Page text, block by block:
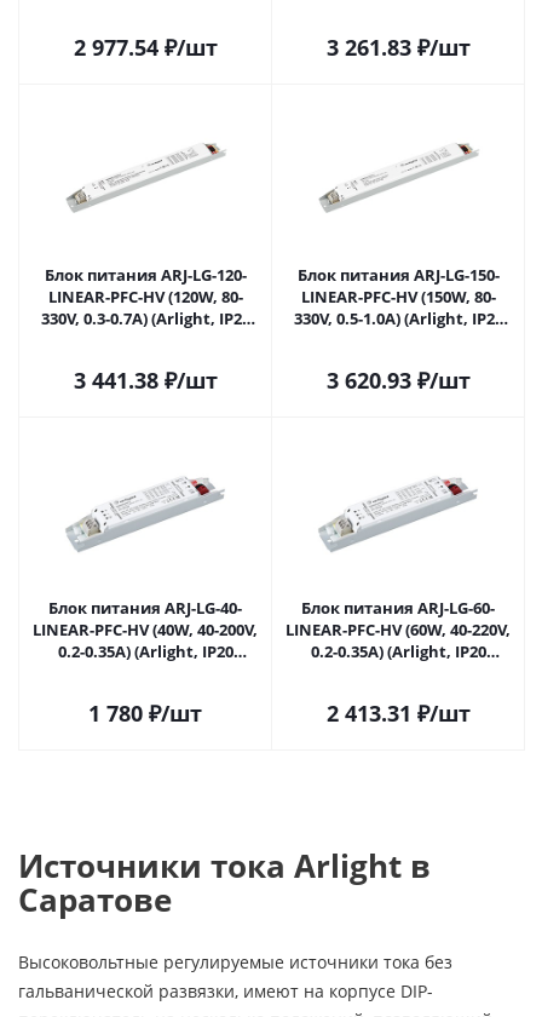
2 977.54₽/шт 3 261.83₽/шт
Блок питания ARJ-LG-120-
LINEAR-PFC-HV (120W, 80-
330V, 0.3-0.7A) (Arlight, IP20
3 441.38₽/шт
Блок питания ARJ-LG-150-
LINEAR-PFC-HV (150W, 80-
330V, 0.5-1.0A) (Arlight, IP20
3 620.93₽/шт
Блок питания ARJ-LG-40-
LINEAR-PFC-HV (40W, 40-200V,
0.2-0.35A) (Arlight, IP20
1 780 ₽/шт
Блок питания ARJ-LG-60-
LINEAR-PFC-HV (60W, 40-220V,
0.2-0.35A) (Arlight, IP20
2 413.31 ₽/шт
Источники тока Arlight в
Саратове
Высоковольтные регулируемые источники тока без
гальванической развязки, имеют на корпусе DIP-